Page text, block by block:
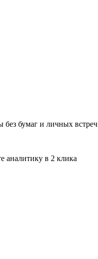
без бумаг и личных встреч
аналитику в 2 клика